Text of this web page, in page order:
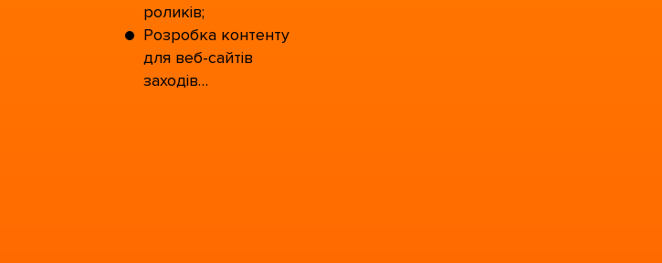
роликів;
Розробка контенту
для веб-сайтів
заходів…